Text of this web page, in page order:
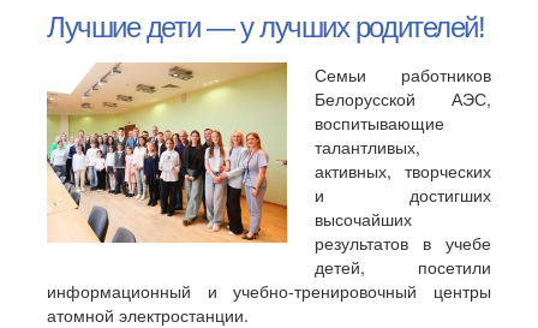
Лучшие дети — у лучших родителей!
Семьи работников
Белорусской АЭС,
воспитывающие
талантливых,
активных, творческих
и достигших
высочайших
результатов в учебе
детей, посетили
информационный и учебно-тренировочный центры
атомной электростанции.